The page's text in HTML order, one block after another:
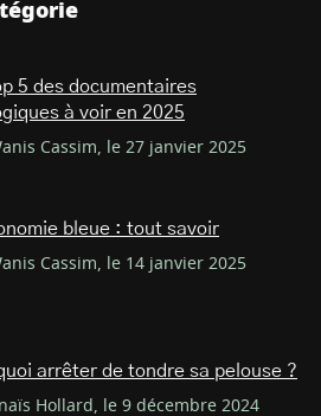
5 des documentaires
à voir en 2025
Cassim, le 27 janvier 2025
bleue : tout savoir
Cassim, le 14 janvier 2025
arrêter de tondre sa pelouse ?
Hollard, le 9 décembre 2024